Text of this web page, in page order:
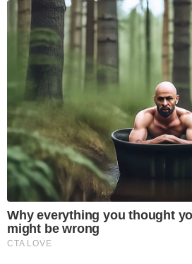
Why everything you thought
might be wrong
CTA LOVE